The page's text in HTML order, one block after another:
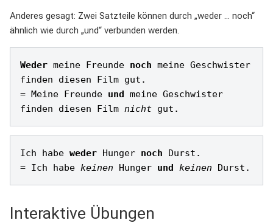
Anderes gesagt: Zwei Satzteile können durch „weder ... noch“
ähnlich wie durch „und“ verbunden werden.
Weder meine Freunde noch meine Geschwister
finden diesen Film gut.
= Meine Freunde und meine Geschwister
finden diesen Film nicht
Ich habe weder Hunger noch Durst.
= Ich habe keinen Hunger und keinen
Interaktive Übungen